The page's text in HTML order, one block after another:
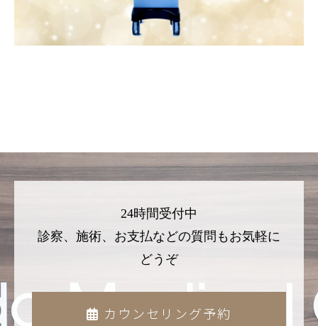
24時間受付中
診察、施術、お支払などの質問もお気軽に
どうぞ
カウンセリング予約